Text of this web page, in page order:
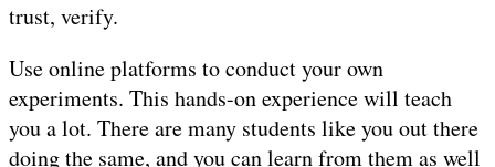
trust, verify.
Use online platforms to conduct your own
experiments. This hands-on experience will teach
you a lot. There are many students like you out there
doing the same, and you can learn from them as well